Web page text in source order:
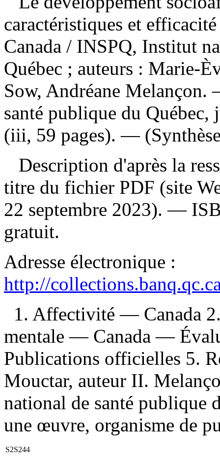
caractéristiques et
Canada / INSPQ, Institut
Québec ; auteurs : Marie-
Sow, Andréane
santé publique du
(iii, 59 pages). — (Synthèse
Description d'après la
titre du fichier PDF (site
22 septembre 2023). —
gratuit.
Adresse électronique :
http://
1. Affectivité — Canada
mentale — Canada —
Publications officielles 5.
Mouctar, auteur II.
national de santé publique
une œuvre, organisme de
S2S244